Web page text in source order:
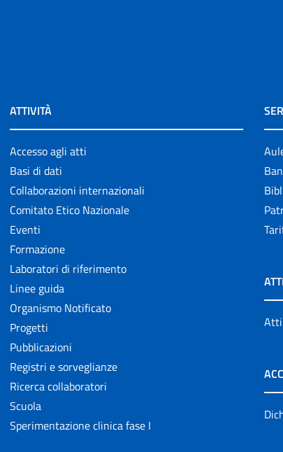
ATTIVITÀ
Accesso agli atti
Basi di dati
Collaborazioni internazionali
Comitato Etico Nazionale
Eventi
Formazione
Laboratori di riferimento
Linee guida
Organismo Notificato
Progetti
Pubblicazioni
Registri e sorveglianze
Ricerca collaboratori
Scuola
Sperimentazione clinica fase I
Atti